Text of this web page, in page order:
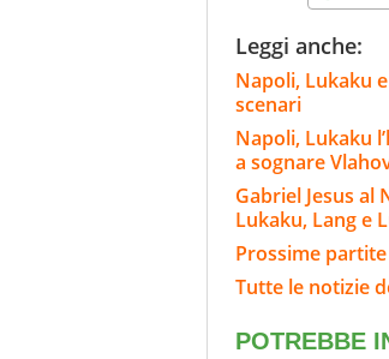
Leggi anche:
Napoli, Lukaku
scenari
Napoli, Lukaku
a sognare
Gabriel Jesus
Lukaku, Lang e
Prossime
Tutte le notizie